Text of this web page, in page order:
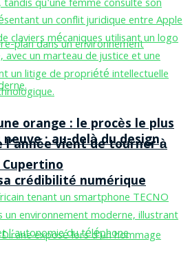
: au-delà du design,
crédibilité numérique
orange : le procès le plus
l’année vient de tourner à